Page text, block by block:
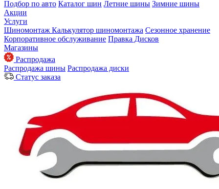
Подбор по авто Каталог шин Летние шины Зимние шины
Акции
Услуги
Шиномонтаж Калькулятор шиномонтажа Сезонное хранение
Корпоративное обслуживание Правка Дисков
Магазины
Распродажа
Распродажа шины Распродажа диски
Статус заказа